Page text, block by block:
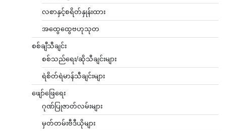
လစာနှင့်စရိတ်နှုန်းထား
အထွေထွေဗဟုသုတ
စစ်ချီသီချင်း
စစ်သည်ရေး/ဆိုသီချင်းများ
ရဲစိတ်ရဲမာန်သီချင်းများ
ဖျော်ဖြေရေး
ဂုဏ်ပြုဇာတ်လမ်းများ
မှတ်တမ်းဗီဒီယိုများ